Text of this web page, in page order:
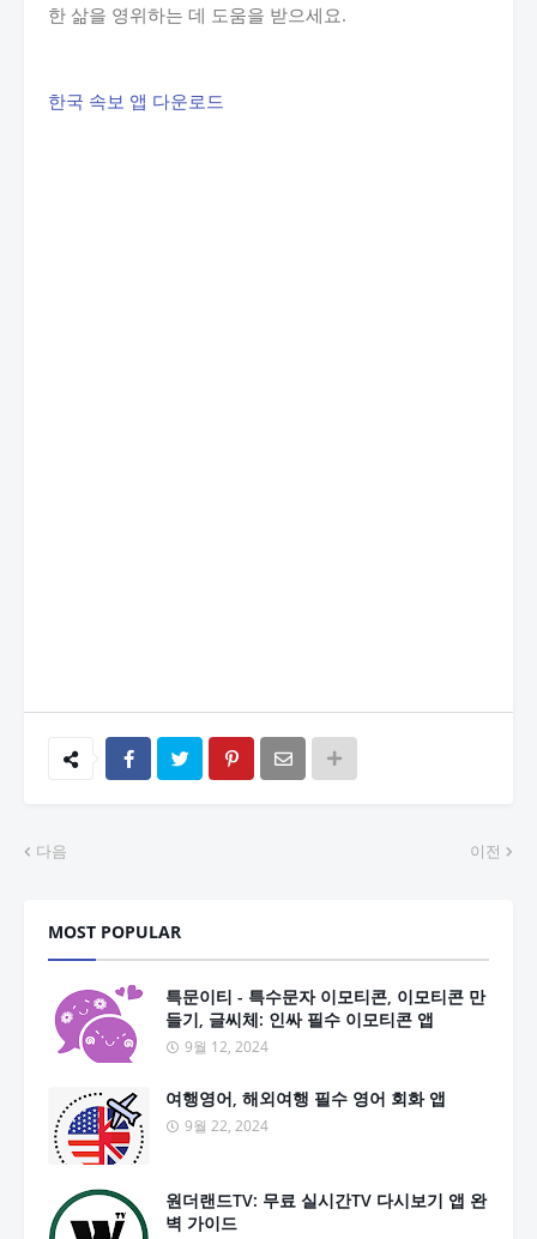
한 삶을 영위하는 데 도움을 받으세요.
한국 속보 앱 다운로드
다음 이전
MOST POPULAR
특문이티 - 특수문자 이모티콘, 이모티콘 만
들기, 글씨체: 인싸 필수 이모티콘 앱
9월 12, 2024
여행영어, 해외여행 필수 영어 회화 앱
9월 22, 2024
원더랜드TV: 무료 실시간TV 다시보기 앱 완
벽 가이드